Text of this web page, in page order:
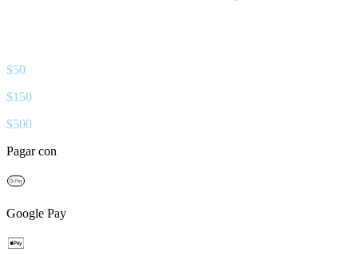
$50
$150
$500
Pagar con
Google Pay